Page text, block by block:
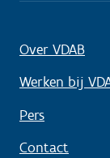
Over VDAB
Werken bij
Pers
Contact